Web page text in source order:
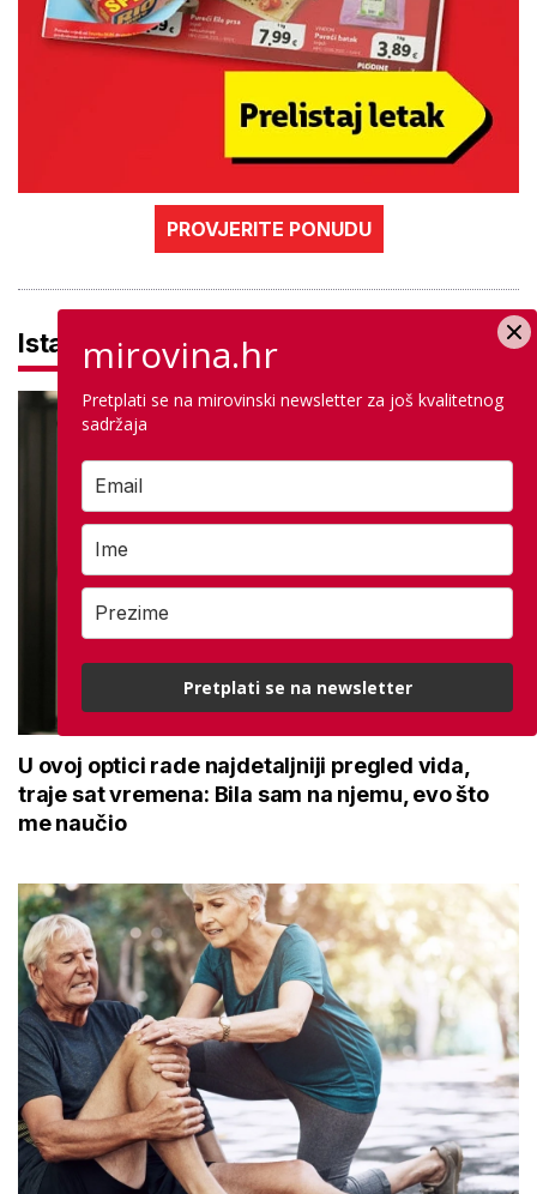
PROVJERITE PONUDU
Istaknuto
U ovoj optici rade najdetaljniji pregled vida,
traje sat vremena: Bila sam na njemu, evo što
me naučio
mirovina.hr
Pretplati se na mirovinski newsletter za još kvalitetnog
sadržaja
Pretplati se na newsletter